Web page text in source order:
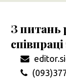
З питань